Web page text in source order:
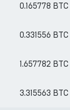
0.165778 BTC
0.331556 BTC
1.657782 BTC
3.315563 BTC